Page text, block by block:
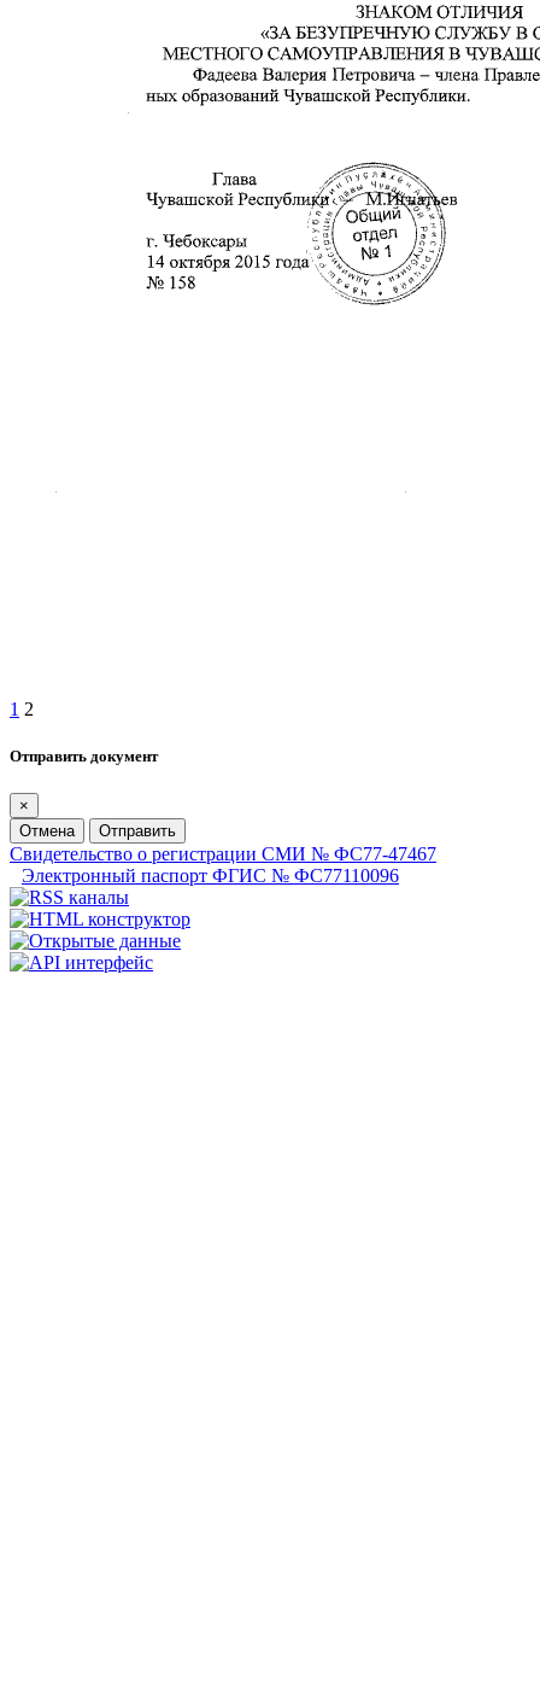
1 2
Отправить документ
×
Отмена
Отправить
Свидетельство о регистрации СМИ № ФС77-47467
Электронный паспорт ФГИС № ФС77110096